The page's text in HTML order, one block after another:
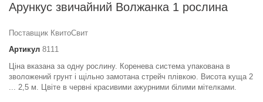
Арункус звичайний Волжанка 1 рослина
Поставщик КвитоСвит
Артикул 8111
Ціна вказана за одну рослину. Коренева система упакована в
зволожений грунт і щільно замотана стрейч плівкою. Висота куща 2
... 2,5 м. Цвіте в червні красивими ажурними білими мітелками.